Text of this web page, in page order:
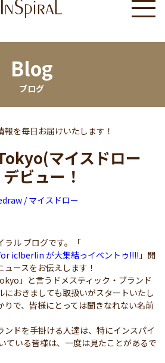
Blog
ブログ
を毎日お届けいたします！
マイスドロー
ビュー！
/ マイスドロー
ル ブログです。「
ic!berlin が大集結っイベントゥ!!!! 」開
ュースをお伝えします！
」と言うドメスティック・ブランド
おきましても取扱いがスタートいたし
りで、皆様にとっては聞きなれない名前
ドを手掛ける人達は、特にインスパイ
ている皆様は、一度は見たことがあるで